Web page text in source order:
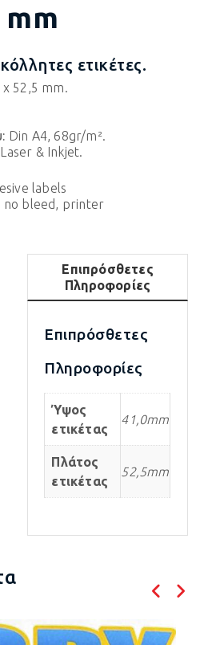
mm
ετικέτες.
x 52,5 mm.
Din A4, 68gr/m².
Laser & Inkjet.
labels
no bleed, printer
Επιπρόσθετες
Πληροφορίες
Επιπρόσθετες
Πληροφορίες
Ύψος
ετικέτας
41,0mm
Πλάτος
ετικέτας
52,5mm